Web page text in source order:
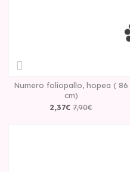
Numero foliopallo, hopea ( 86
cm)
2,37€ 7,90€